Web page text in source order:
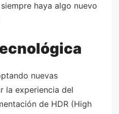
haya algo nuevo
nuevas
la experiencia del
de HDR (High